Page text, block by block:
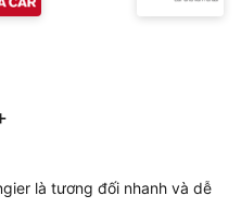
là tương đối nhanh và dễ